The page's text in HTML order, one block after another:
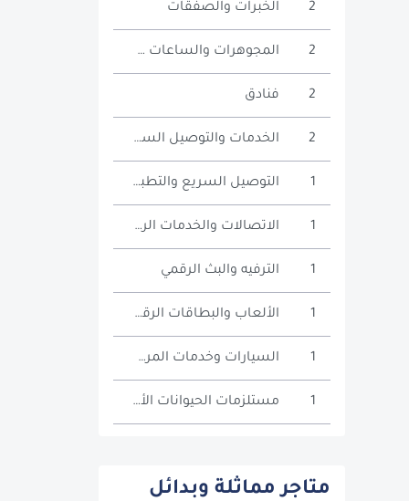
الخبرات والصفقات 2
المجوهرات والساعات والإكسسوارات 2
فنادق 2
الخدمات والتوصيل السريع 2
التوصيل السريع والتطبيقات 1
الاتصالات والخدمات الرقمية 1
الترفيه والبث الرقمي 1
الألعاب والبطاقات الرقمية 1
السيارات وخدمات المركبات 1
مستلزمات الحيوانات الأليفة 1
متاجر مماثلة وبدائل